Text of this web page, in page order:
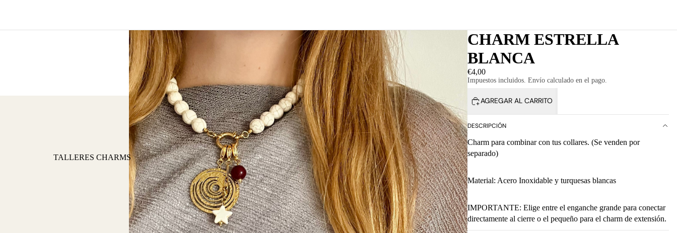
TALLERES CHARMS
CHARM ESTRELLA
BLANCA
€4,00
Impuestos incluidos. Envío calculado en el pago.
AGREGAR AL CARRITO
DESCRIPCIÓN
Charm para combinar con tus collares. (Se venden por
separado)
Material: Acero Inoxidable y turquesas blancas
IMPORTANTE: Elige entre el enganche grande para conectar
directamente al cierre o el pequeño para el charm de extensión.